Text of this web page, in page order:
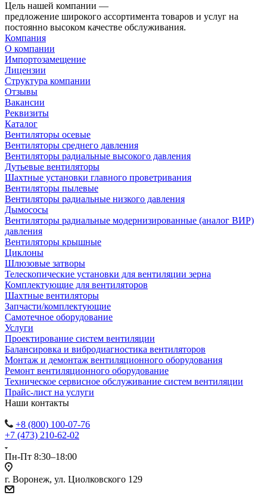
Цель нашей компании —
предложение широкого ассортимента товаров и услуг на
постоянно высоком качестве обслуживания.
Компания
О компании
Импортозамещение
Лицензии
Структура компании
Отзывы
Вакансии
Реквизиты
Каталог
Вентиляторы осевые
Вентиляторы среднего давления
Вентиляторы радиальные высокого давления
Дутьевые вентиляторы
Шахтные установки главного проветривания
Вентиляторы пылевые
Вентиляторы радиальные низкого давления
Дымососы
Вентиляторы радиальные модернизированные (аналог ВИР)
давления
Вентиляторы крышные
Циклоны
Шлюзовые затворы
Телескопические установки для вентиляции зерна
Комплектующие для вентиляторов
Шахтные вентиляторы
Запчасти/комплектующие
Самотечное оборудование
Услуги
Проектирование систем вентиляции
Балансировка и вибродиагностика вентиляторов
Монтаж и демонтаж вентиляционного оборудования
Ремонт вентиляционного оборудование
Техническое сервисное обслуживание систем вентиляции
Прайс-лист на услуги
Наши контакты
+8 (800) 100-07-76
+7 (473) 210-62-02
Пн-Пт 8:30–18:00
г. Воронеж, ул. Циолковского 129